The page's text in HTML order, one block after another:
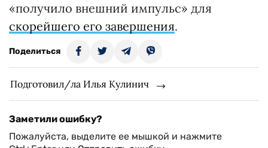
«получило внешний импульс» для
скорейшего его завершения.
Поделиться
Подготовил/ла Илья Кулинич
Заметили ошибку?
Пожалуйста, выделите ее мышкой и нажмите